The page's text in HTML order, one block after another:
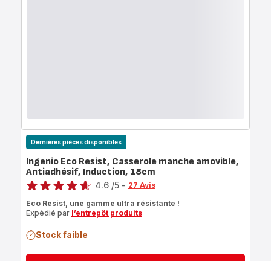
Dernières pièces disponibles
Ingenio Eco Resist, Casserole manche amovible,
Antiadhésif, Induction, 18cm
Note
4.6 /5 - 27 Avis
Eco Resist, une gamme ultra résistante !
Expédié par l’entrepôt produits
Stock faible